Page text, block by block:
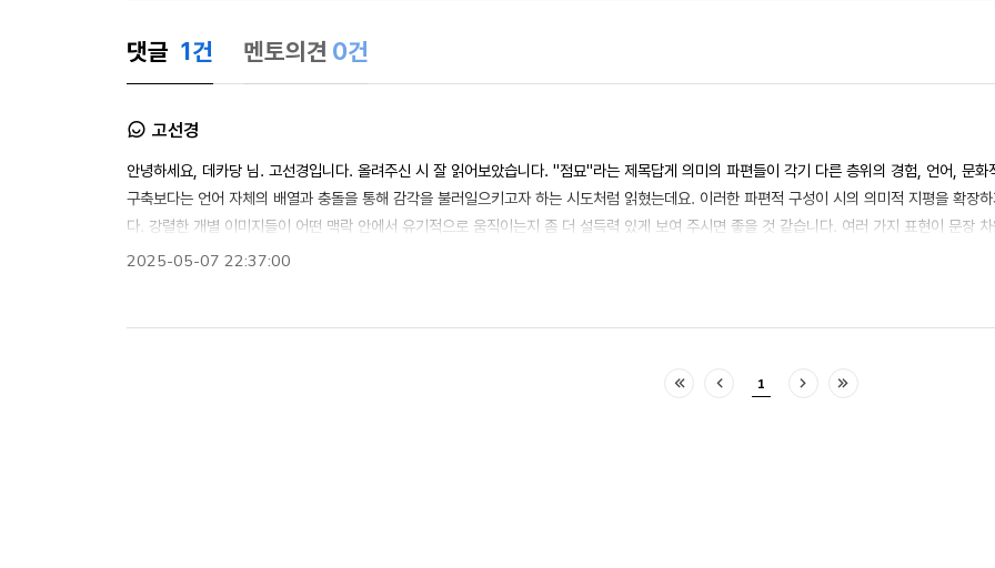
댓글 1건 멘토의견 0건
고선경
안녕하세요, 데카당 님. 고선경입니다. 올려주신 시 잘 읽어보았습니다. "점묘"라는 제목답게 의미의 파편들이 각기 다른 층위의 경험, 언어, 문
구축보다는 언어 자체의 배열과 충돌을 통해 감각을 불러일으키고자 하는 시도처럼 읽혔는데요. 이러한 파편적 구성이 시의 의미적 지평을 확장
다. 강렬한 개별 이미지들이 어떤 맥락 안에서 유기적으로 움직이는지 좀 더 설득력 있게 보여 주시면 좋을 것 같습니다. 여러 가지 표현이 문장
되는 느낌이 듭니다. 무엇보다 이러한 파편들이 궁극적으로 어떤 감각을 관통하고자 하는지에 대해 생각해 보시면 좋겠습니다. 잘 읽었습니다.
2025-05-07 22:37:00
처음 이전 1 다음마지막